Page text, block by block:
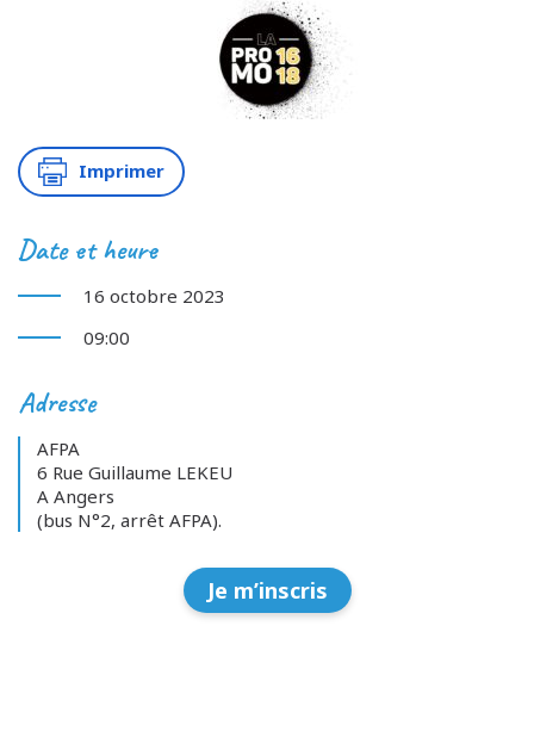
Imprimer
Date et heure
16 octobre 2023
09:00
Adresse
AFPA
6 Rue Guillaume LEKEU
A Angers
(bus N°2, arrêt AFPA).
Je m’inscris